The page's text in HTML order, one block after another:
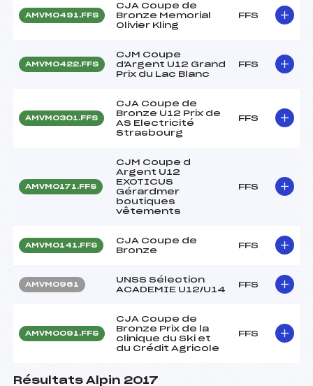
AMVM0491.FFS
CJA Coupe de
Bronze Memorial
Olivier Kling
FFS
AMVM0422.FFS
CJM Coupe
d'Argent U12 Grand
Prix du Lac Blanc
FFS
AMVM0301.FFS
CJA Coupe de
Bronze U12 Prix de
AS Electricité
Strasbourg
FFS
AMVM0171.FFS
CJM Coupe d
Argent U12
EXOTICUS
Gérardmer
boutiques
vêtements
FFS
AMVM0141.FFS
CJA Coupe de
Bronze
FFS
AMVM0961
UNSS Sélection
ACADEMIE U12/U14
FFS
AMVM0091.FFS
CJA Coupe de
Bronze Prix de la
clinique du Ski et
du Crédit Agricole
FFS
Résultats Alpin 2017